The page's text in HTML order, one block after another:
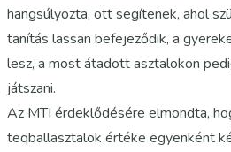
hangsúlyozta, ott segítenek, ahol
tanítás lassan befejeződik, a
lesz, a most átadott asztalokon
játszani.
Az MTI érdeklődésére elmondta,
teqballasztalok értéke egyenként